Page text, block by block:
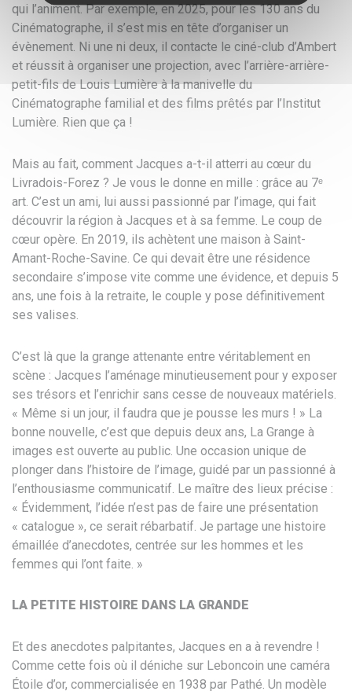
qui l’animent. Par exemple, en 2025, pour les 130 ans du
Cinématographe, il s’est mis en tête d’organiser un
évènement. Ni une ni deux, il contacte le ciné-club d’Ambert
et réussit à organiser une projection, avec l’arrière-arrière-
petit-fils de Louis Lumière à la manivelle du
Cinématographe familial et des films prêtés par l’Institut
Lumière. Rien que ça !
Mais au fait, comment Jacques a-t-il atterri au cœur du
Livradois-Forez ? Je vous le donne en mille : grâce au 7ᵉ
art. C’est un ami, lui aussi passionné par l’image, qui fait
découvrir la région à Jacques et à sa femme. Le coup de
cœur opère. En 2019, ils achètent une maison à Saint-
Amant-Roche-Savine. Ce qui devait être une résidence
secondaire s’impose vite comme une évidence, et depuis 5
ans, une fois à la retraite, le couple y pose définitivement
ses valises.
C’est là que la grange attenante entre véritablement en
scène : Jacques l’aménage minutieusement pour y exposer
ses trésors et l’enrichir sans cesse de nouveaux matériels.
« Même si un jour, il faudra que je pousse les murs ! » La
bonne nouvelle, c’est que depuis deux ans, La Grange à
images est ouverte au public. Une occasion unique de
plonger dans l’histoire de l’image, guidé par un passionné à
l’enthousiasme communicatif. Le maître des lieux précise :
« Évidemment, l’idée n’est pas de faire une présentation
« catalogue », ce serait rébarbatif. Je partage une histoire
émaillée d’anecdotes, centrée sur les hommes et les
femmes qui l’ont faite. »
LA PETITE HISTOIRE DANS LA GRANDE
Et des anecdotes palpitantes, Jacques en a à revendre !
Comme cette fois où il déniche sur Leboncoin une caméra
Étoile d’or, commercialisée en 1938 par Pathé. Un modèle